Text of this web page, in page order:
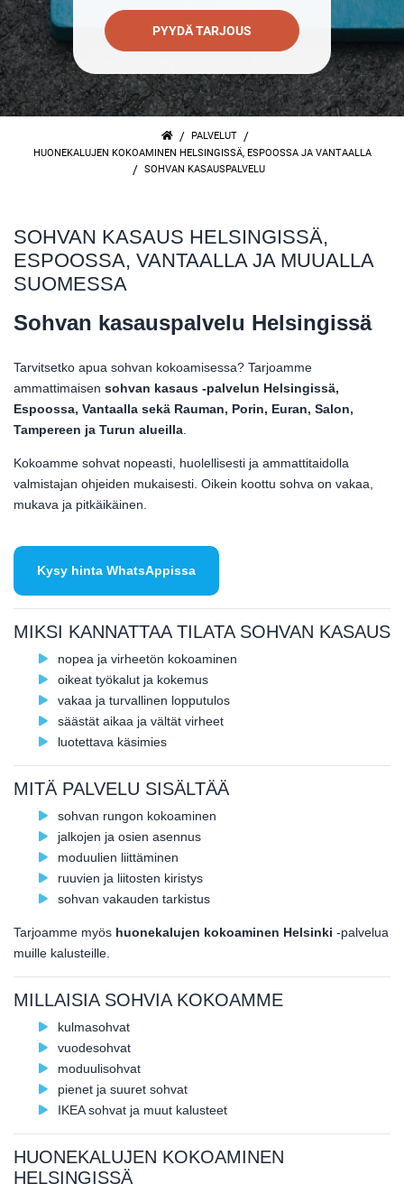
PYYDÄ TARJOUS
/ PALVELUT /
HUONEKALUJEN KOKOAMINEN HELSINGISSÄ, ESPOOSSA JA VANTAALLA
/ SOHVAN KASAUSPALVELU
SOHVAN KASAUS HELSINGISSÄ,
ESPOOSSA, VANTAALLA JA MUUALLA
SUOMESSA
Sohvan kasauspalvelu Helsingissä
Tarvitsetko apua sohvan kokoamisessa? Tarjoamme
ammattimaisen sohvan kasaus -palvelun Helsingissä,
Espoossa, Vantaalla sekä Rauman, Porin, Euran, Salon,
Tampereen ja Turun alueilla.
Kokoamme sohvat nopeasti, huolellisesti ja ammattitaidolla
valmistajan ohjeiden mukaisesti. Oikein koottu sohva on vakaa,
mukava ja pitkäikäinen.
Kysy hinta WhatsAppissa
MIKSI KANNATTAA TILATA SOHVAN KASAUS
nopea ja virheetön kokoaminen
oikeat työkalut ja kokemus
vakaa ja turvallinen lopputulos
säästät aikaa ja vältät virheet
luotettava käsimies
MITÄ PALVELU SISÄLTÄÄ
sohvan rungon kokoaminen
jalkojen ja osien asennus
moduulien liittäminen
ruuvien ja liitosten kiristys
sohvan vakauden tarkistus
Tarjoamme myös huonekalujen kokoaminen Helsinki -palvelua
muille kalusteille.
MILLAISIA SOHVIA KOKOAMME
kulmasohvat
vuodesohvat
moduulisohvat
pienet ja suuret sohvat
IKEA sohvat ja muut kalusteet
HUONEKALUJEN KOKOAMINEN
HELSINGISSÄ